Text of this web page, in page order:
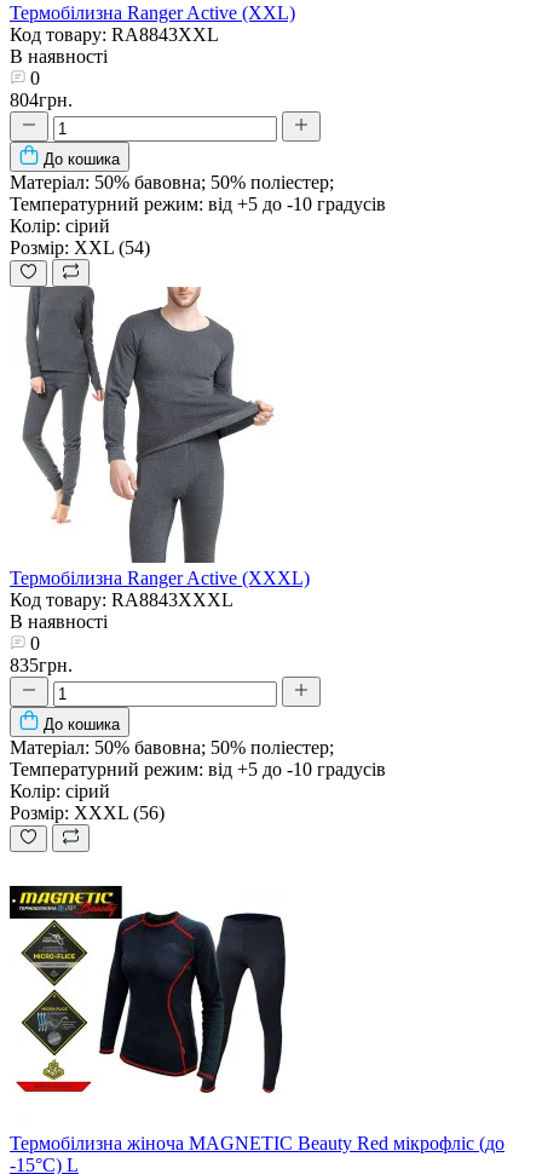
Термобілизна Ranger Active (XXL)
Код товару: RA8843XXL
В наявності
0
804грн.
До кошика
Матеріал: 50% бавовна; 50% поліестер;
Температурний режим: від +5 до -10 градусів
Колір: сірий
Розмір: XXL (54)
Термобілизна Ranger Active (XXXL)
Код товару: RA8843XXXL
В наявності
0
835грн.
До кошика
Матеріал: 50% бавовна; 50% поліестер;
Температурний режим: від +5 до -10 градусів
Колір: сірий
Розмір: XXXL (56)
Термобілизна жіноча MAGNETIC Beauty Red мікрофліс (до
-15°С) L